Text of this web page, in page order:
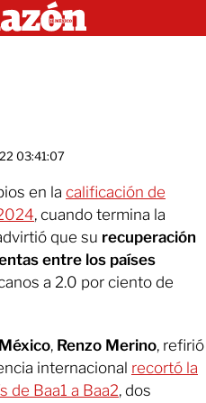
03:41:07
en la calificación de
, cuando termina la
que su recuperación
entre los países
a 2.0 por ciento de
, Renzo Merino, refirió
internacional recortó la
de Baa1 a Baa2, dos